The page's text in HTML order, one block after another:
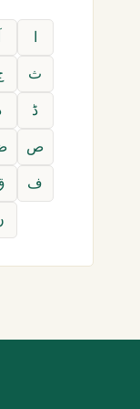
ا
ث
ڈ
ص
ف